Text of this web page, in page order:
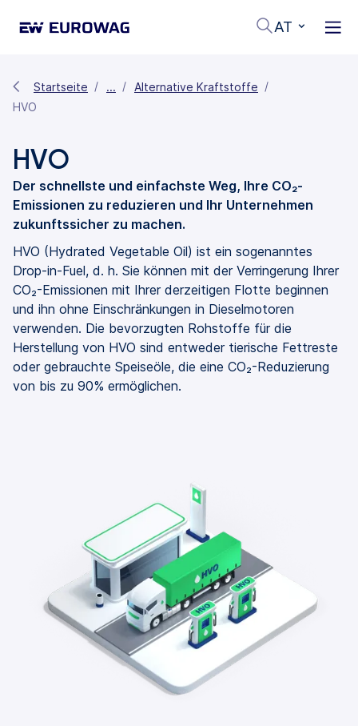
AT
Startseite ...
Alternative Kraftstoffe
HVO
HVO
Der schnellste und einfachste Weg, Ihre CO₂-
Emissionen zu reduzieren und Ihr Unternehmen
zukunftssicher zu machen.
HVO (Hydrated Vegetable Oil) ist ein sogenanntes
Drop-in-Fuel, d. h. Sie können mit der Verringerung Ihrer
CO₂-Emissionen mit Ihrer derzeitigen Flotte beginnen
und ihn ohne Einschränkungen in Dieselmotoren
verwenden. Die bevorzugten Rohstoffe für die
Herstellung von HVO sind entweder tierische Fettreste
oder gebrauchte Speiseöle, die eine CO₂-Reduzierung
von bis zu 90% ermöglichen.